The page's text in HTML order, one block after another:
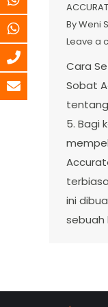
ByWeni
Leave a
Cara
Sobat
5. Bagi
ini
sebuah